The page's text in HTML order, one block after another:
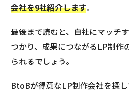
会社を9社紹介します。
最後まで読むと、自社にマッチ
つかり、成果につながるLP制作
られるでしょう。
BtoBが得意なLP制作会社を探